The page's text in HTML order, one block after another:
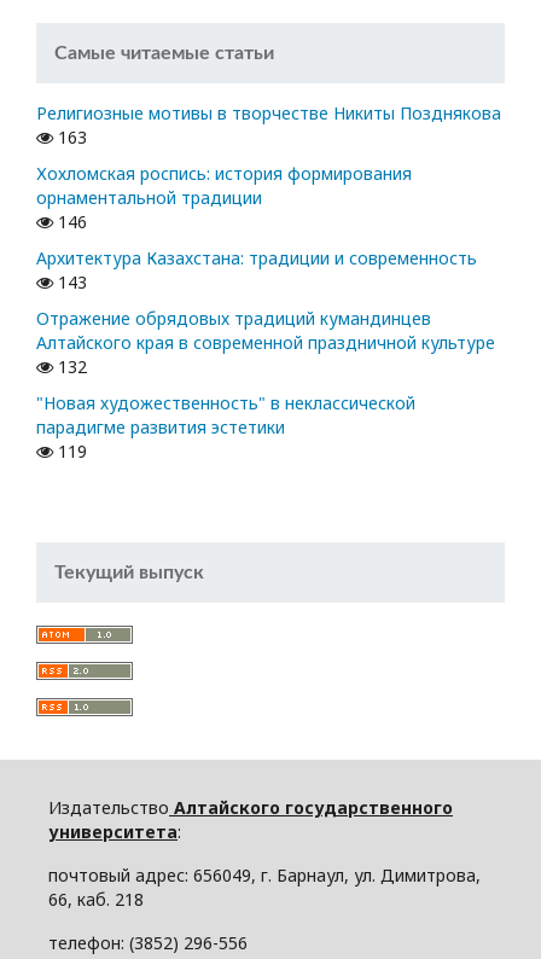
Самые читаемые статьи
Религиозные мотивы в творчестве Никиты Позднякова
163
Хохломская роспись: история формирования
орнаментальной традиции
146
Архитектура Казахстана: традиции и современность
143
Отражение обрядовых традиций кумандинцев
Алтайского края в современной праздничной культуре
132
"Новая художественность" в неклассической
парадигме развития эстетики
119
Текущий выпуск
Издательство Алтайского государственного
университета:
почтовый адрес: 656049, г. Барнаул, ул. Димитрова,
66, каб. 218
телефон: (3852) 296-556